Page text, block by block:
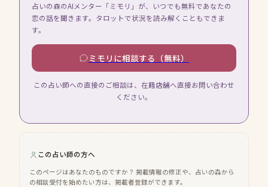
占いの森のAIメンター「ミモリ」が、いつでも無料であなたの
恋の話を聞きます。タロットで状況を読み解くこともできま
す。
ミモリに相談する（無料）
この占い師への直接のご相談は、在籍店舗へ直接お問い合わせ
ください。
この占い師の方へ
このページはあなたのものですか？ 掲載情報の修正や、占いの森から
の相談受付を始めたい方は、掲載者登録ができます。